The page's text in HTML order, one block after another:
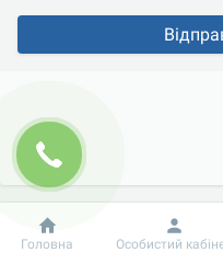
Добробут
Головна Особистий